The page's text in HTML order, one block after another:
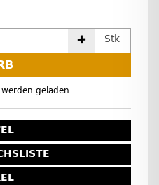
Stk
geladen ...